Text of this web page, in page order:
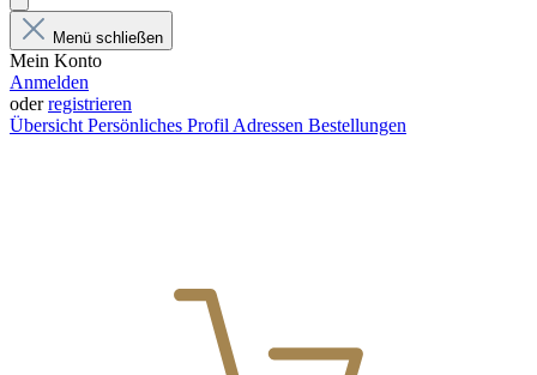
Menü schließen
Mein Konto
Anmelden
oderregistrieren
Übersicht Persönliches Profil Adressen Bestellungen